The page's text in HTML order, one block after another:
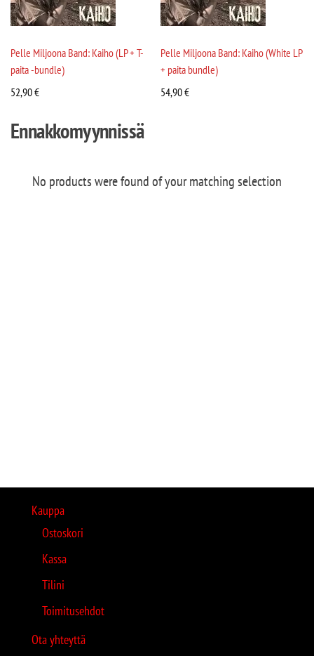
Pelle Miljoona Band: Kaiho (LP + T-
paita -bundle)
52,90€
Pelle Miljoona Band: Kaiho (White LP
+ paita bundle)
54,90€
Ennakkomyynnissä
No products were found of your matching selection
Kauppa
Ostoskori
Kassa
Tilini
Toimitusehdot
Ota yhteyttä